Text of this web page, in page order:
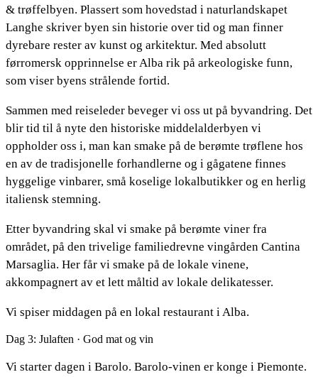
& trøffelbyen. Plassert som hovedstad i naturlandskapet
Langhe skriver byen sin historie over tid og man finner
dyrebare rester av kunst og arkitektur. Med absolutt
førromersk opprinnelse er Alba rik på arkeologiske funn,
som viser byens strålende fortid.
Sammen med reiseleder beveger vi oss ut på byvandring. Det
blir tid til å nyte den historiske middelalderbyen vi
oppholder oss i, man kan smake på de berømte trøflene hos
en av de tradisjonelle forhandlerne og i gågatene finnes
hyggelige vinbarer, små koselige lokalbutikker og en herlig
italiensk stemning.
Etter byvandring skal vi smake på berømte viner fra
området, på den trivelige familiedrevne vingården Cantina
Marsaglia. Her får vi smake på de lokale vinene,
akkompagnert av et lett måltid av lokale delikatesser.
Vi spiser middagen på en lokal restaurant i Alba.
Dag 3: Julaften · God mat og vin
Vi starter dagen i Barolo. Barolo-vinen er konge i Piemonte.